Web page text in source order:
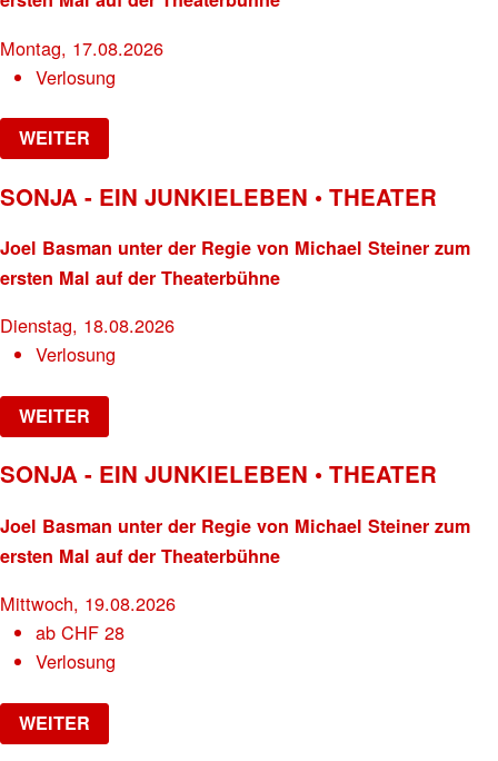
Montag, 17.08.2026
Verlosung
WEITER
SONJA - EIN JUNKIELEBEN • THEATER
Joel Basman unter der Regie von Michael Steiner zum
ersten Mal auf der Theaterbühne
Dienstag, 18.08.2026
Verlosung
WEITER
SONJA - EIN JUNKIELEBEN • THEATER
Joel Basman unter der Regie von Michael Steiner zum
ersten Mal auf der Theaterbühne
Mittwoch, 19.08.2026
abCHF 28
Verlosung
WEITER